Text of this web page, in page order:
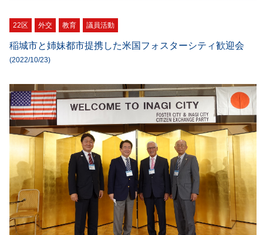
22区 外交 教育 議員活動
稲城市と姉妹都市提携した米国フォスターシティ歓迎会
(2022/10/23)